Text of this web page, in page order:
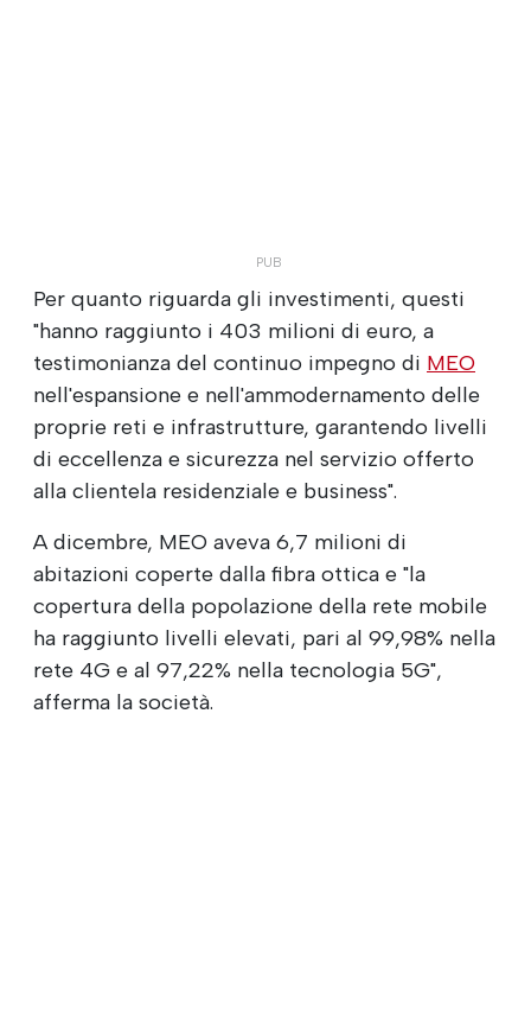
Per quanto riguarda gli investimenti, questi
"hanno raggiunto i 403 milioni di euro, a
testimonianza del continuo impegno di MEO
nell'espansione e nell'ammodernamento delle
proprie reti e infrastrutture, garantendo livelli
di eccellenza e sicurezza nel servizio offerto
alla clientela residenziale e business".
A dicembre, MEO aveva 6,7 milioni di
abitazioni coperte dalla fibra ottica e "la
copertura della popolazione della rete mobile
ha raggiunto livelli elevati, pari al 99,98% nella
rete 4G e al 97,22% nella tecnologia 5G",
afferma la società.